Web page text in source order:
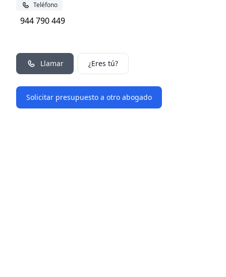
Teléfono
944 790 449
Llamar ¿Eres tú?
Solicitar presupuesto a otro abogado